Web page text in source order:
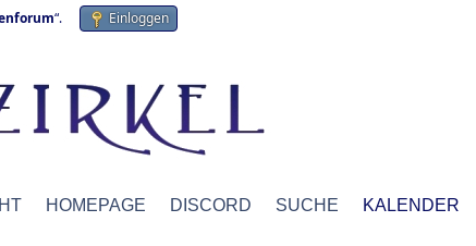
“. Einloggen
HOMEPAGE DISCORD SUCHE KALENDER